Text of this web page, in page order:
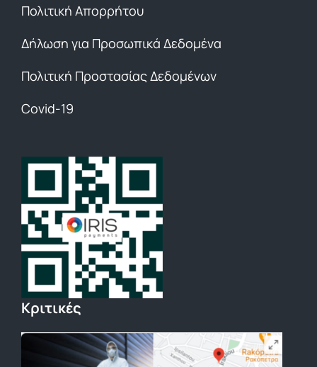
Πολιτική Απορρήτου
Δήλωση για Προσωπικά Δεδομένα
Πολιτική Προστασίας Δεδομένων
Covid-19
Κριτικές